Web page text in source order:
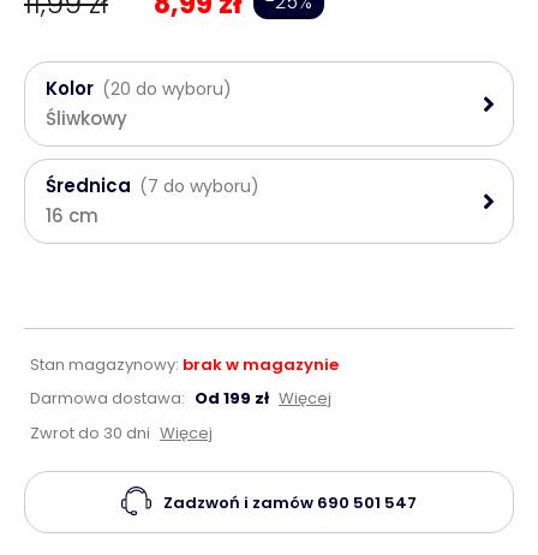
Kolor (20 do wyboru)
Śliwkowy
Średnica (7 do wyboru)
16 cm
Stan magazynowy: brak w magazynie
Darmowa dostawa: Od 199 zł Więcej
Zwrot do 30 dni Więcej
Zadzwoń i zamów 690 501 547